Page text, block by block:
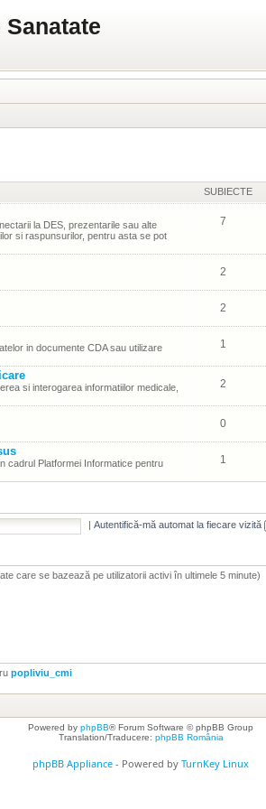
SUBIECTE
la DES, prezentarile sau alte
si raspunsurilor, pentru asta se pot
7
2
2
in documente CDA sau utilizare
1
si interogarea informatiilor medicale,
2
0
cadrul Platformei Informatice pentru
1
|Autentifică-mă automat la fiecare vizită
care se bazează pe utilizatorii activi în ultimele 5 minute)
popliviu_cmi
Powered by phpBB® Forum Software © phpBB Group
Translation/Traducere: phpBB România
phpBB Appliance - Powered by TurnKey Linux